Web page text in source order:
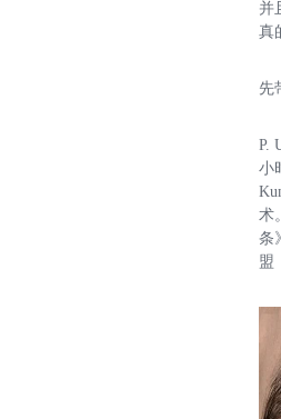
并
真
先
P.
小
术
条
盟